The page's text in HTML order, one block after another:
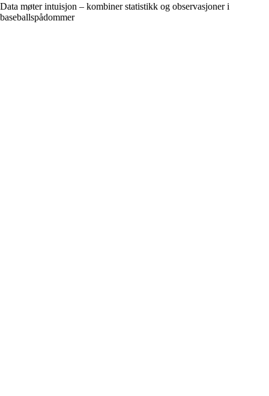
Data møter intuisjon – kombiner statistikk og observasjoner i
baseballspådommer